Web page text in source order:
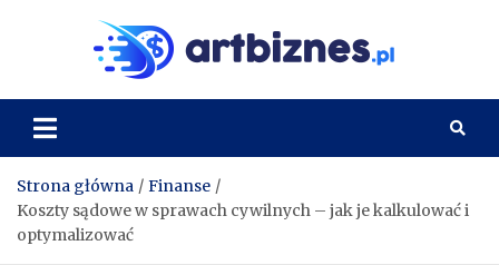
Strona główna
Finanse
Koszty sądowe w sprawach cywilnych – jak je kalkulować i
optymalizować